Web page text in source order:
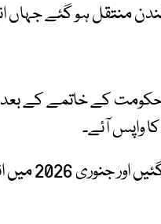
کی حکومت کے خاتمے کے
تاہم ان کی